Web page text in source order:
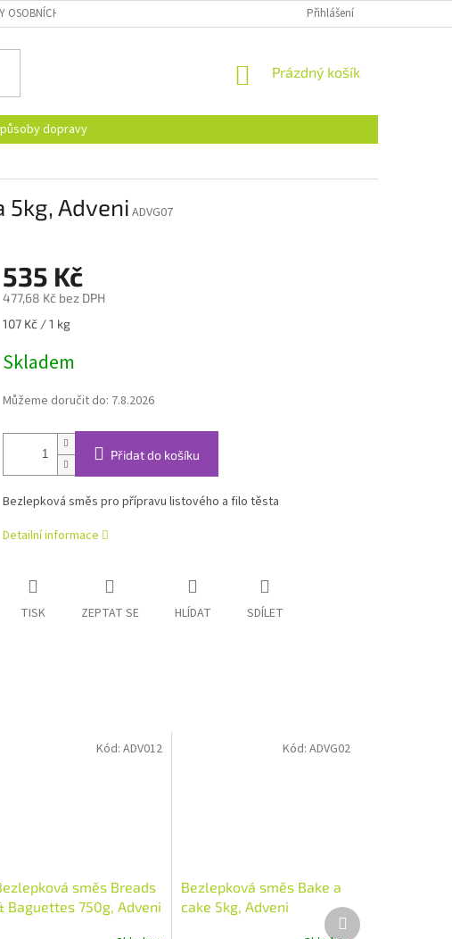
ÚDAJŮ Přihlášení
NÁKUPNÍ
Prázdný košík
dopravy
5kg, AdveniADVG07
535 Kč
477,68 Kč bez DPH
Měrná
107 Kč / 1 kg
Skladem
Můžeme doručit do: 7.8.2026
Přidat do košíku
Bezlepková směs pro přípravu listového a filo těsta
Detailní informace
TISK ZEPTAT SE HLÍDAT SDÍLET
směs Breads
Baguettes 750g, Adveni
Kód:ADV012
Bezlepková směs Bake a
cake 5kg, Adveni
Kód: ADVG02
Další
produkt